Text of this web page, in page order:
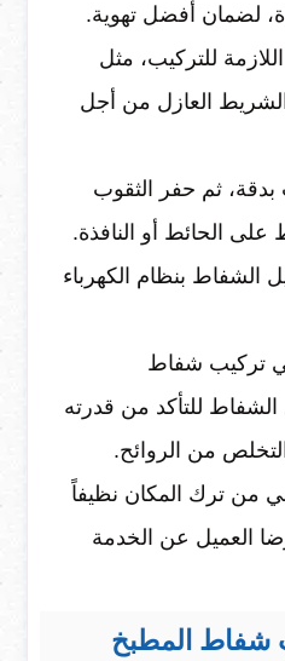
لضمان أفضل تهوية.
للتركيب، مثل
العازل من أجل
بدقة، ثم حفر الثقوب
على الحائط أو النافذة.
الشفاط بنظام الكهرباء
تركيب شفاط
للتأكد من قدرته
من الروائح.
من ترك المكان نظيفاً
العميل عن الخدمة
شفاط المطبخ